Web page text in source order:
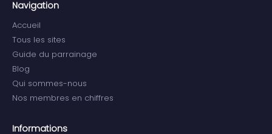
Navigation
Accueil
Tous les sites
Guide du parrainage
Blog
Qui sommes-nous
Nos membres en chiffres
Informations